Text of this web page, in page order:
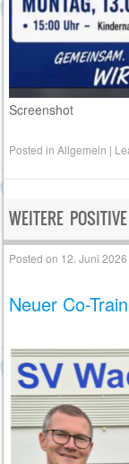
Screenshot
Posted inAllgemein |
WEITERE
Posted on 12. Juni 2026
Neuer Co-